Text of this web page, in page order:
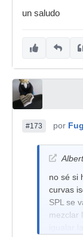
un saludo
#173 por
no sé si
curvas
SPL se
mezclar
igualar